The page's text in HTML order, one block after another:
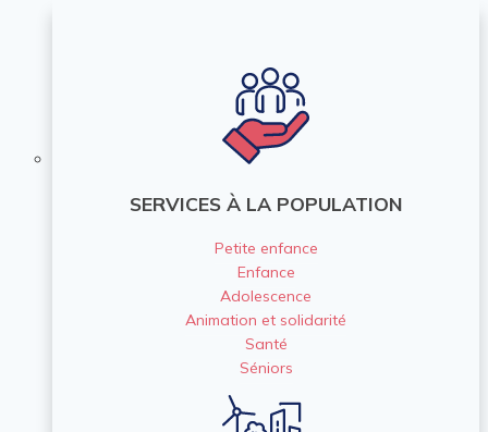
SERVICES À LA POPULATION
Petite enfance
Enfance
Adolescence
Animation et solidarité
Santé
Séniors